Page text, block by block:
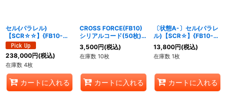
セル(パラレル)
【SCR☆☆】{FB10-
123}
238,000円(税込)
在庫数 4枚
カートに入れる
CROSS FORCE(FB10)
シリアルコード(50枚)
【-】{-}
3,500円(税込)
在庫数 10枚
カートに入れる
〔状態A-〕セル(パラレ
ル)【SCR☆】{FB10-
123}
13,800円(税込)
在庫数 1枚
カートに入れる